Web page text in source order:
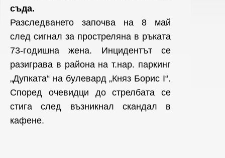
съда.
Разследването започва на 8 май
след сигнал за простреляна в ръката
73-годишна жена. Инцидентът се
разиграва в района на т.нар. паркинг
„Дупката“ на булевард „Княз Борис I“.
Според очевидци до стрелбата се
стига след възникнал скандал в
кафене.